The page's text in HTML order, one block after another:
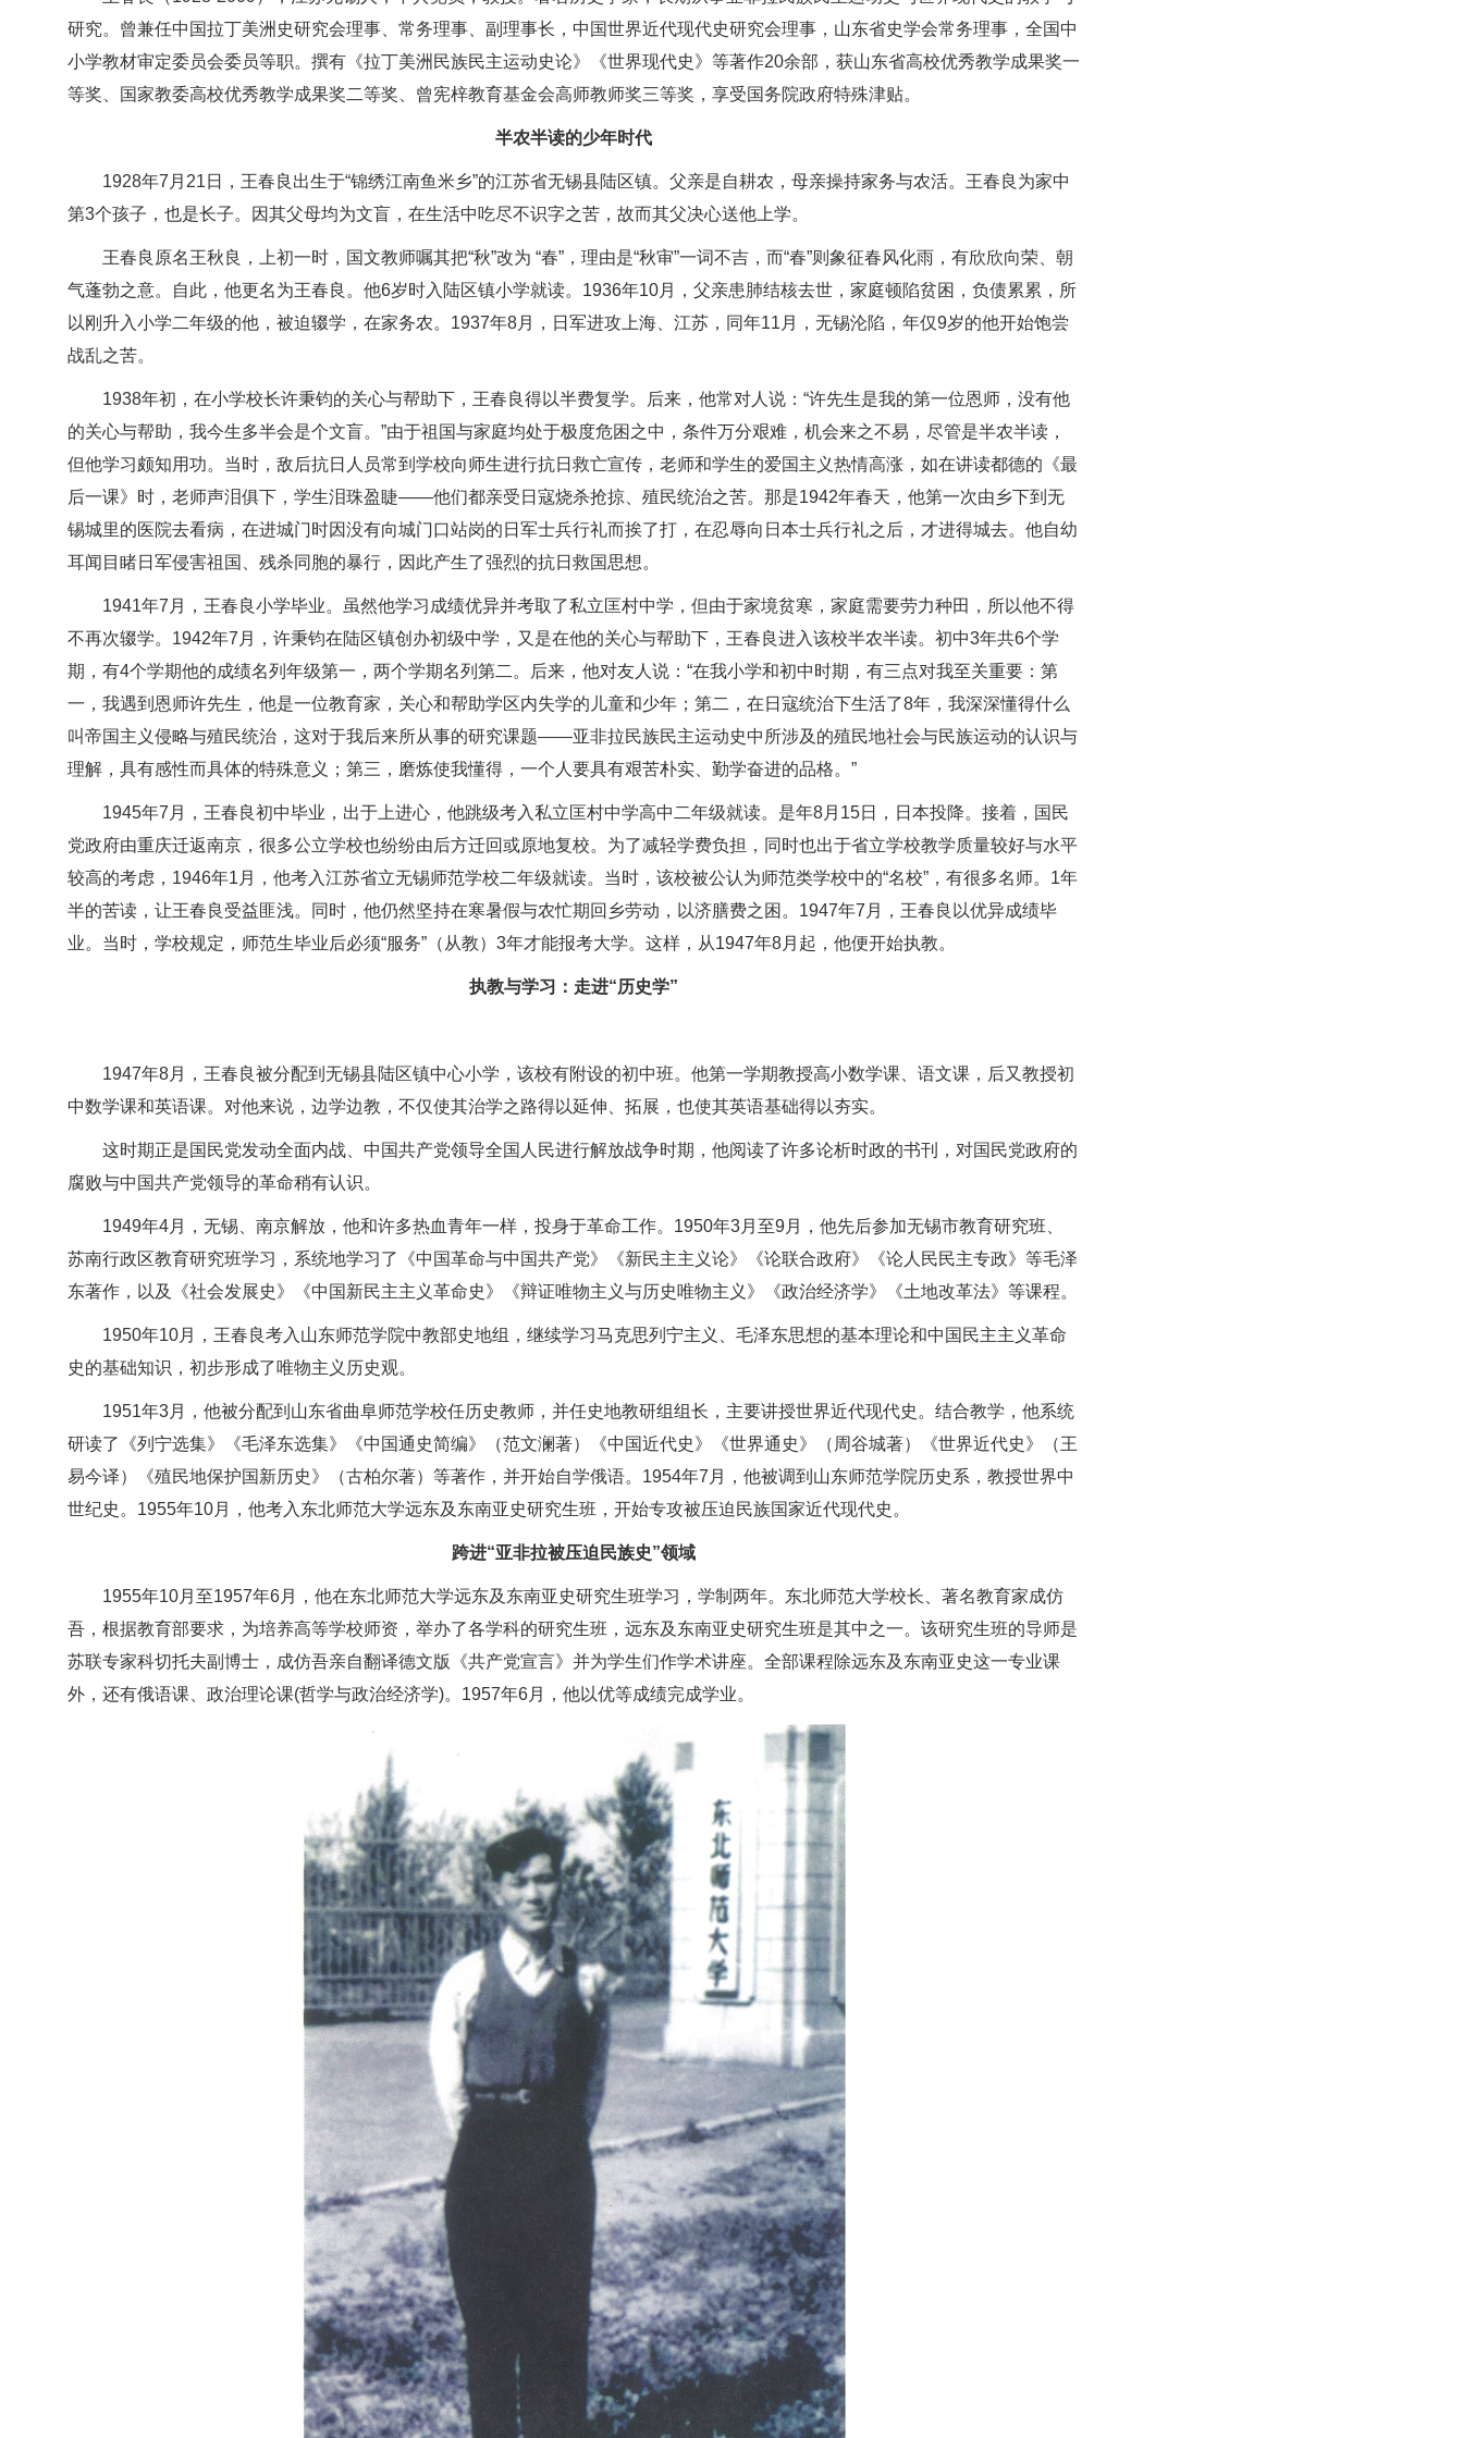
研究。曾兼任中国拉丁美洲史研究会理事、常务理事、副理事长，中国世界近代现代史研究会理事，山东省史学会常务理事，全国中
小学教材审定委员会委员等职。撰有《拉丁美洲民族民主运动史论》《世界现代史》等著作20余部，获山东省高校优秀教学成果奖一
等奖、国家教委高校优秀教学成果奖二等奖、曾宪梓教育基金会高师教师奖三等奖，享受国务院政府特殊津贴。
半农半读的少年时代
1928年7月21日，王春良出生于“锦绣江南鱼米乡”的江苏省无锡县陆区镇。父亲是自耕农，母亲操持家务与农活。王春良为家中
第3个孩子，也是长子。因其父母均为文盲，在生活中吃尽不识字之苦，故而其父决心送他上学。
王春良原名王秋良，上初一时，国文教师嘱其把“秋”改为 “春”，理由是“秋审”一词不吉，而“春”则象征春风化雨，有欣欣向荣、朝
气蓬勃之意。自此，他更名为王春良。他6岁时入陆区镇小学就读。1936年10月，父亲患肺结核去世，家庭顿陷贫困，负债累累，所
以刚升入小学二年级的他，被迫辍学，在家务农。1937年8月，日军进攻上海、江苏，同年11月，无锡沦陷，年仅9岁的他开始饱尝
战乱之苦。
1938年初，在小学校长许秉钧的关心与帮助下，王春良得以半费复学。后来，他常对人说：“许先生是我的第一位恩师，没有他
的关心与帮助，我今生多半会是个文盲。”由于祖国与家庭均处于极度危困之中，条件万分艰难，机会来之不易，尽管是半农半读，
但他学习颇知用功。当时，敌后抗日人员常到学校向师生进行抗日救亡宣传，老师和学生的爱国主义热情高涨，如在讲读都德的《最
后一课》时，老师声泪俱下，学生泪珠盈睫——他们都亲受日寇烧杀抢掠、殖民统治之苦。那是1942年春天，他第一次由乡下到无
锡城里的医院去看病，在进城门时因没有向城门口站岗的日军士兵行礼而挨了打，在忍辱向日本士兵行礼之后，才进得城去。他自幼
耳闻目睹日军侵害祖国、残杀同胞的暴行，因此产生了强烈的抗日救国思想。
1941年7月，王春良小学毕业。虽然他学习成绩优异并考取了私立匡村中学，但由于家境贫寒，家庭需要劳力种田，所以他不得
不再次辍学。1942年7月，许秉钧在陆区镇创办初级中学，又是在他的关心与帮助下，王春良进入该校半农半读。初中3年共6个学
期，有4个学期他的成绩名列年级第一，两个学期名列第二。后来，他对友人说：“在我小学和初中时期，有三点对我至关重要：第
一，我遇到恩师许先生，他是一位教育家，关心和帮助学区内失学的儿童和少年；第二，在日寇统治下生活了8年，我深深懂得什么
叫帝国主义侵略与殖民统治，这对于我后来所从事的研究课题——亚非拉民族民主运动史中所涉及的殖民地社会与民族运动的认识与
理解，具有感性而具体的特殊意义；第三，磨炼使我懂得，一个人要具有艰苦朴实、勤学奋进的品格。”
1945年7月，王春良初中毕业，出于上进心，他跳级考入私立匡村中学高中二年级就读。是年8月15日，日本投降。接着，国民
党政府由重庆迁返南京，很多公立学校也纷纷由后方迁回或原地复校。为了减轻学费负担，同时也出于省立学校教学质量较好与水平
较高的考虑，1946年1月，他考入江苏省立无锡师范学校二年级就读。当时，该校被公认为师范类学校中的“名校”，有很多名师。1年
半的苦读，让王春良受益匪浅。同时，他仍然坚持在寒暑假与农忙期回乡劳动，以济膳费之困。1947年7月，王春良以优异成绩毕
业。当时，学校规定，师范生毕业后必须“服务”（从教）3年才能报考大学。这样，从1947年8月起，他便开始执教。
执教与学习 ： 走进“历史学”
1947年8月，王春良被分配到无锡县陆区镇中心小学，该校有附设的初中班。他第一学期教授高小数学课、语文课，后又教授初
中数学课和英语课。对他来说，边学边教，不仅使其治学之路得以延伸、拓展，也使其英语基础得以夯实。
这时期正是国民党发动全面内战、中国共产党领导全国人民进行解放战争时期，他阅读了许多论析时政的书刊，对国民党政府的
腐败与中国共产党领导的革命稍有认识。
1949年4月，无锡、南京解放，他和许多热血青年一样，投身于革命工作。1950年3月至9月，他先后参加无锡市教育研究班、
苏南行政区教育研究班学习，系统地学习了《中国革命与中国共产党》《新民主主义论》《论联合政府》《论人民民主专政》等毛泽
东著作，以及《社会发展史》《中国新民主主义革命史》《辩证唯物主义与历史唯物主义》《政治经济学》《土地改革法》等课程。
1950年10月，王春良考入山东师范学院中教部史地组，继续学习马克思列宁主义、毛泽东思想的基本理论和中国民主主义革命
史的基础知识，初步形成了唯物主义历史观。
1951年3月，他被分配到山东省曲阜师范学校任历史教师，并任史地教研组组长，主要讲授世界近代现代史。结合教学，他系统
研读了《列宁选集》《毛泽东选集》《中国通史简编》（范文澜著）《中国近代史》《世界通史》（周谷城著）《世界近代史》（王
易今译）《殖民地保护国新历史》（古柏尔著）等著作，并开始自学俄语。1954年7月，他被调到山东师范学院历史系，教授世界中
世纪史。1955年10月，他考入东北师范大学远东及东南亚史研究生班，开始专攻被压迫民族国家近代现代史。
跨进“亚非拉被压迫民族史”领域
1955年10月至1957年6月，他在东北师范大学远东及东南亚史研究生班学习，学制两年。东北师范大学校长、著名教育家成仿
吾，根据教育部要求，为培养高等学校师资，举办了各学科的研究生班，远东及东南亚史研究生班是其中之一。该研究生班的导师是
苏联专家科切托夫副博士，成仿吾亲自翻译德文版《共产党宣言》并为学生们作学术讲座。全部课程除远东及东南亚史这一专业课
外，还有俄语课、政治理论课(哲学与政治经济学)。1957年6月，他以优等成绩完成学业。